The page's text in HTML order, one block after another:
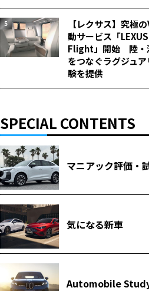
【レクサス】究極
動サービス「LEXUS
Flight」開始 陸・
をつなぐラグジュ
験を提供
SPECIAL CONTENTS
マニアック評価・
気になる新車
Automobile